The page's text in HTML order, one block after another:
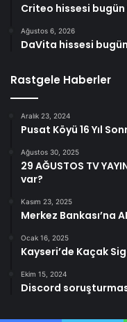
Criteo hissesi
Ağustos 6, 2026
DaVita hissesi
Rastgele Haberler
Aralık 23, 2024
Pusat Köyü 16 Yıl
Ağustos 30, 2025
29 AĞUSTOS TV
var?
Kasım 23, 2025
Merkez Bankası’na
Ocak 16, 2025
Kayseri’de Kaçak
Ekim 15, 2024
Discord